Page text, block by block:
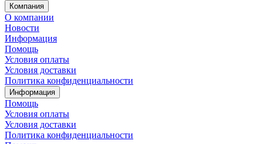
Компания
О компании
Новости
Информация
Помощь
Условия оплаты
Условия доставки
Политика конфиденциальности
Информация
Помощь
Условия оплаты
Условия доставки
Политика конфиденциальности